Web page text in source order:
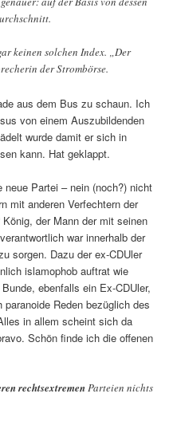
keinen solchen Index. „Der
der Strombörse.
aus dem Bus zu schaun. Ich
von einem Auszubildenden
wurde damit er sich in
kann. Hat geklappt.
neue Partei – nein (noch?) nicht
mit anderen Verfechtern der
König, der Mann der mit seinen
war innerhalb der
sorgen. Dazu der ex-CDUler
islamophob auftrat wie
ebenfalls ein Ex-CDUler,
Reden bezüglich des
in allem scheint sich da
Schön finde ich die offenen
rechtsextremenParteien nichts